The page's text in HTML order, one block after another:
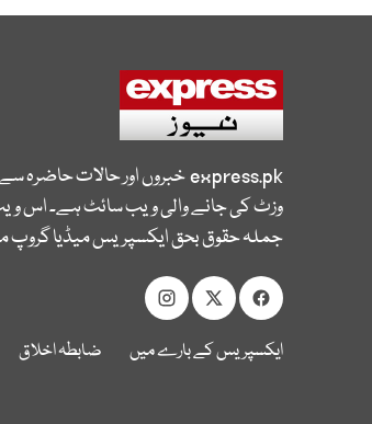
express.pkخبروں اور حالات حاضرہ
وزٹ کی جانے والی ویب سائٹ ہے۔ اس
جملہ حقوق بحق ایکسپریس میڈیا گروپ
ایکسپریس کے بارے میں ضابطہ اخلاق